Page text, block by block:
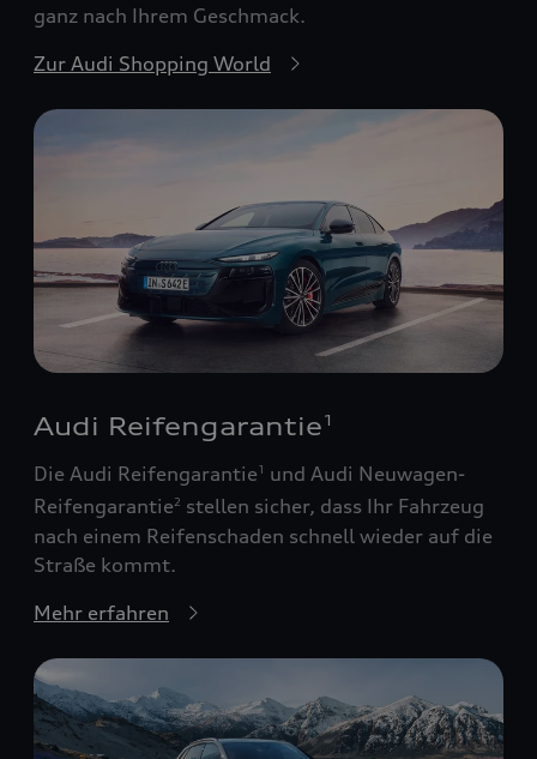
ganz nach Ihrem Geschmack.
Zur Audi Shopping World
Audi Reifengarantie 1
Die Audi Reifengarantie1
und Audi Neuwagen-
Reifengarantie2 stellen sicher, dass Ihr Fahrzeug
nach einem Reifenschaden schnell wieder auf die
Straße kommt.
Mehr erfahren